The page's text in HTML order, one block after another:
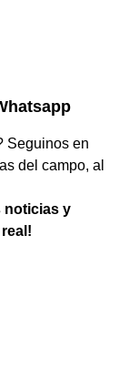
Seguinos en
del campo, al
noticias y